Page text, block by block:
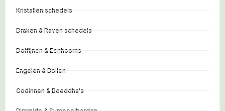
Kristallen schedels
Draken & Raven schedels
Dolfijnen & Eenhoorns
Engelen & Bollen
Godinnen & Boeddha's